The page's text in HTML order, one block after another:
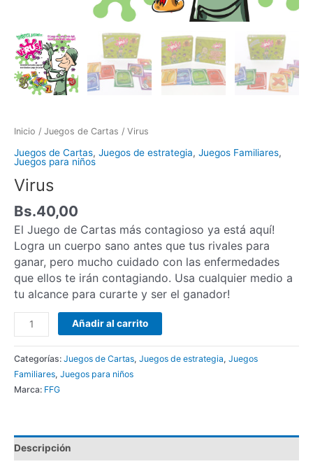
Inicio / Juegos de Cartas / Virus
Juegos de Cartas, Juegos de estrategia, Juegos Familiares,
Juegos para niños
Virus
Bs.40,00
El Juego de Cartas más contagioso ya está aquí!
Logra un cuerpo sano antes que tus rivales para
ganar, pero mucho cuidado con las enfermedades
que ellos te irán contagiando. Usa cualquier medio a
tu alcance para curarte y ser el ganador!
Añadir al carrito
Categorías: Juegos de Cartas, Juegos de estrategia, Juegos
Familiares, Juegos para niños
Marca: FFG
Descripción